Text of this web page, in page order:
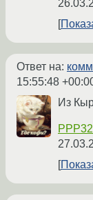
Ответ на:
15:55:48
Из